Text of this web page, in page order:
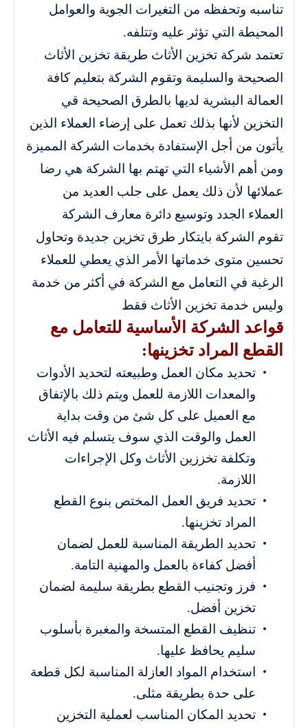
تناسبه وتحفظه من التغيرات الجوية والعوامل
المحيطة التي تؤثر عليه وتتلفه.
تعتمد شركة تخزين الأثاث طريقة تخزين الأثاث
الصحيحة والسليمة وتقوم الشركة بتعليم كافة
العمالة البشرية لديها بالطرق الصحيحة قي
التخزين لأنها بذلك تعمل على إرضاء العملاء الذين
يأتون من أجل الإستفادة بخدمات الشركة المميزة
ومن أهم الأشياء التي تهتم بها الشركة هي رضا
عملائها لأن ذلك يعمل على جلب العديد من
العملاء الجدد وتوسيع دائرة معارف الشركة
تقوم الشركة بايتكار طرق تخزين جديدة وتحاول
تحسين متوى خدماتها الأمر الذي يعطي للعملاء
الرغبة في التعامل مع الشركة في أكثر من خدمة
وليس خدمة تخزين الأثاث فقط
قواعد الشركة الأساسية للتعامل مع
القطع المراد تخزينها:
تحديد مكان العمل وطبيعته لتحديد الأدوات
والمعدات اللازمة للعمل ويتم ذلك بالإتفاق
مع العميل على كل شئ من وقت بداية
العمل والوقت الذي سوف يتسلم فيه الأثاث
وتكلفة تخززين الأثاث وكل الإجراءات
اللازمة.
تحديد فريق العمل المختص بنوع القطع
المراد تخزينها.
تحديد الطريقة المناسبة للعمل لضمان
أفضل كفاءة بالعمل والمهنية التامة.
فرز وتجنيب القطع بطريقة سليمة لضمان
تخزين أفضل.
تنظيف القطع المتسخة والمغبرة بأسلوب
سليم يحافظ عليها.
استخدام المواد العازلة المناسبة لكل قطعة
على حدة بطريقة مثلى.
تحديد المكان المناسب لعملية التخزين